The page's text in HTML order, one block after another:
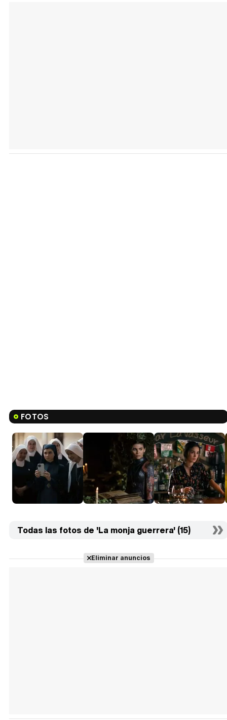
FOTOS
Todas las fotos de 'La monja guerrera' (15)
Eliminar anuncios